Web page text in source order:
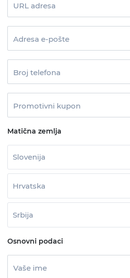
URL adresa
Adresa e-pošte
Broj telefona
Promotivni kupon
Matična zemlja
Slovenija
Hrvatska
Srbija
Osnovni podaci
Vaše ime